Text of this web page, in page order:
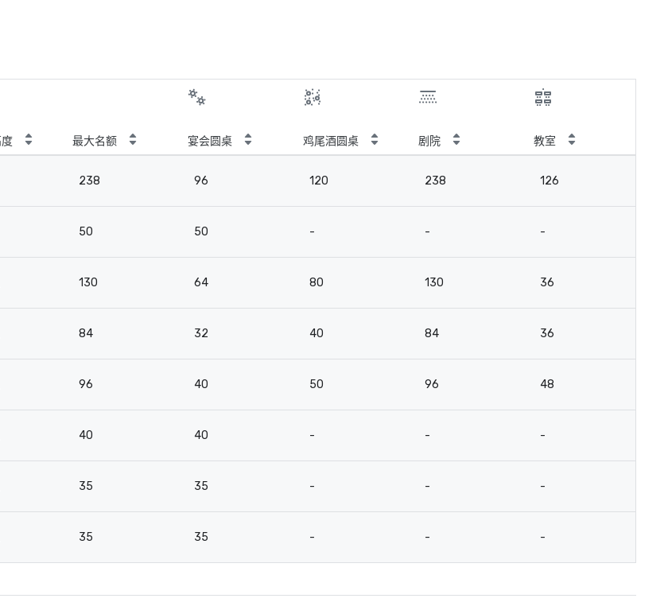
最大名额 宴会圆桌 鸡尾酒圆桌 剧院 教室
238 96 120 238 126
50 50 - - -
130 64 80 130 36
84 32 40 84 36
96 40 50 96 48
40 40 - - -
35 35 - - -
35 35 - - -